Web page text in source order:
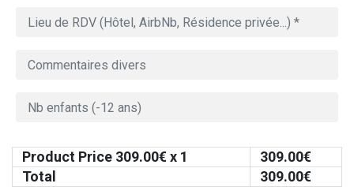
Product Price 309.00€ x 1 309.00€
Total
309.00€